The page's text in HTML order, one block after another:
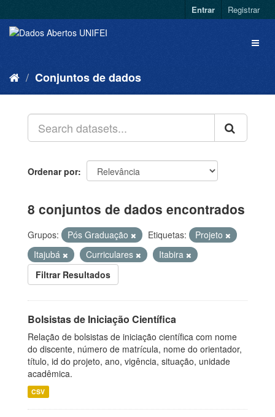
Entrar Registrar
Conjuntos de dados
Ordenar por
8 conjuntos de dados encontrados
Grupos: Pós Graduação Etiquetas:
Projeto
Itajubá
Curriculares
Itabira
Filtrar Resultados
Bolsistas de Iniciação Científica
Relação de bolsistas de iniciação científica com nome
do discente, número de matrícula, nome do orientador,
título, id do projeto, ano, vigência, situação, unidade
acadêmica.
CSV